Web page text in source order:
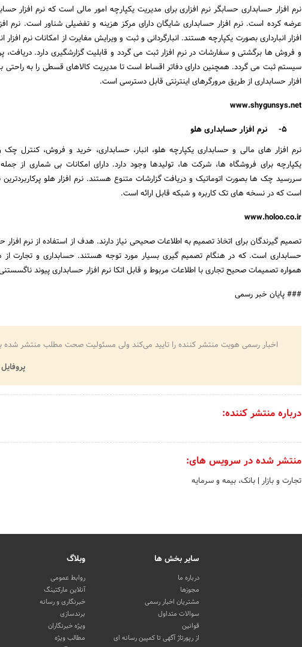
نرم افزار حسابداری حسابگر نرم افزاری برای مدیریت یکپارچه امور مالی است که نرم افزار
عرضه کرده است. نرم افزار حسابداری شایگان دارای مرکز هزینه و تفضیلی شناور است. نرم
افزار انبارداری بصورت یکپارچه هستند. انبارگردانی و ثبت و ویرایش مغایرت از امکانات نرم
و فروش ها برگشتی و سفارشات در نرم افزار ثبت می گردد و قابلیت گزارشگیری دارد.
سیستم ثبت می گردد. همچنین دارای دفاتر اقساط است تا مدیریت کالاهای قسطی را به راحتی
افزار حسابداری از طریق مرورگرهای اینترنتی قابل دسترسی است.
www.shygunsys.net
5-
نرم افزار حسابداری هلو
نرم افزار های مالی و حسابداری یکپارچه هلو، انبار، حسابداری، خرید و فروش،
یکپارچه برای فروشگاه ها، شرکت ها، تولیدها وجود دارد. دارای امکانات بی شماری از جمله
سررسید چک ها بصورت اتوماتیک و دریافت گزارشات متنوع هستند. نرم افزار هلو پرکاربردترین
است که در نسخه های تک کاربره و شبکه قابل ارائه است.
www.holoo.co.ir
تصمیم گیرندگان برای اتخاذ تصمیم به اطلاعات صحیحی نیاز دارند. هدف از استفاده از نرم افزار
حسابداری است. که در هنگام تصمیم گیری بسیار مورد توجه هستند. حسابداری و تجارت
همواره تصمیمات صحیح تجاری با اطلاعات مربوط و قابل اتکا نرم افزار حسابداری پیوند
### پایان خبر رسمی
اخبار رسمی هویت منتشر کننده را تایید می‌کند ولی مسئولیت صحت مطلب منتشر شده
درباره منتشر کننده:
منتشر شده در سرویس های:
تجارت و بازار | بانک، بیمه و سرمایه
سایر بخش ها
درباره ما
مجوزها
مشتریان اخبار رسمی
سوالات متداول
قوانین
از رپورتاژ آگهی تا کمپین رسانه ای
وبلاگ
روابط عمومی
آنلاین مارکتینگ
خبرنگاری و رسانه
برندسازی
ویژه خبرنگاران
مطالب ویژه